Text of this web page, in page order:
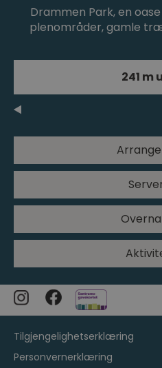
Drammen Park, en
plenområder, gamle
241 m
Tilgjengelighetserklæring
Personvernerklæring